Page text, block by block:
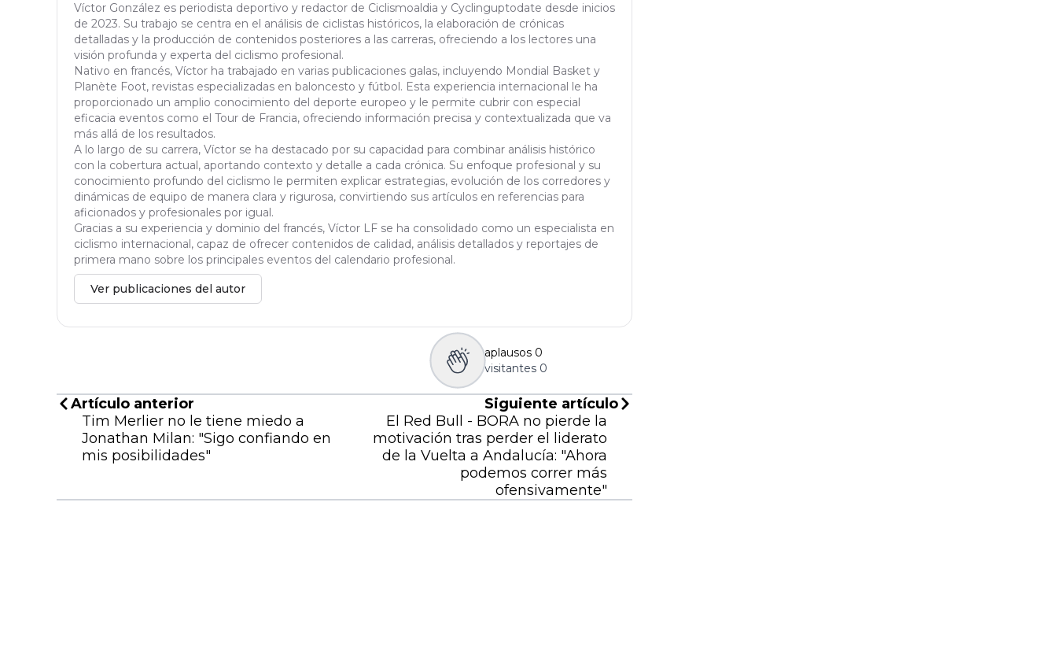
Víctor González es periodista deportivo y redactor de Ciclismoaldia y Cyclinguptodate desde inicios
de 2023. Su trabajo se centra en el análisis de ciclistas históricos, la elaboración de crónicas
detalladas y la producción de contenidos posteriores a las carreras, ofreciendo a los lectores una
visión profunda y experta del ciclismo profesional.
Nativo en francés, Víctor ha trabajado en varias publicaciones galas, incluyendo Mondial Basket y
Planète Foot, revistas especializadas en baloncesto y fútbol. Esta experiencia internacional le ha
proporcionado un amplio conocimiento del deporte europeo y le permite cubrir con especial
eficacia eventos como el Tour de Francia, ofreciendo información precisa y contextualizada que va
más allá de los resultados.
A lo largo de su carrera, Víctor se ha destacado por su capacidad para combinar análisis histórico
con la cobertura actual, aportando contexto y detalle a cada crónica. Su enfoque profesional y su
conocimiento profundo del ciclismo le permiten explicar estrategias, evolución de los corredores y
dinámicas de equipo de manera clara y rigurosa, convirtiendo sus artículos en referencias para
aficionados y profesionales por igual.
Gracias a su experiencia y dominio del francés, Víctor LF se ha consolidado como un especialista en
ciclismo internacional, capaz de ofrecer contenidos de calidad, análisis detallados y reportajes de
primera mano sobre los principales eventos del calendario profesional.
Ver publicaciones del autor
aplausos 0
visitantes 0
Artículo anterior
Tim Merlier no le tiene miedo a
Jonathan Milan: "Sigo confiando en
mis posibilidades"
Siguiente artículo
El Red Bull - BORA no pierde la
motivación tras perder el liderato
de la Vuelta a Andalucía: "Ahora
podemos correr más
ofensivamente"